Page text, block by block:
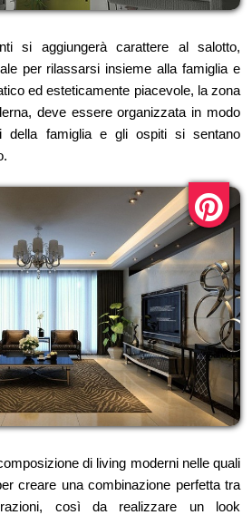
si aggiungerà carattere al salotto,
per rilassarsi insieme alla famiglia e
ed esteticamente piacevole, la zona
deve essere organizzata in modo
della famiglia e gli ospiti si sentano
di living moderni nelle quali
creare una combinazione perfetta tra
così da realizzare un look